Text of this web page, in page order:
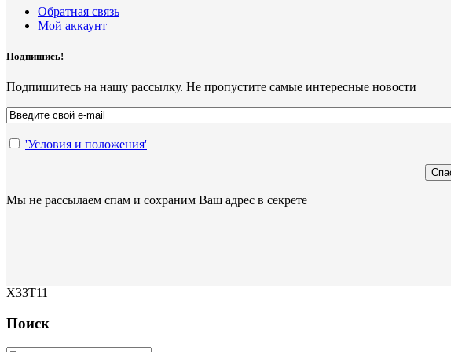
Обратная связь
Мой аккаунт
Подпишись!
Подпишитесь на нашу рассылку. Не пропустите самые интересные новости
'Условия и положения'
Мы не рассылаем спам и сохраним Ваш адрес в секрете
X33T11
Поиск